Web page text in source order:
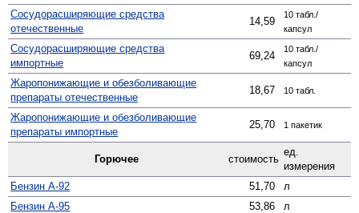
Сосудо­расширяющие средства
отечественные
14,59
10 табл./
капсул
Сосуд­орасширяющие средства
импортные
69,24
10 табл./
капсул
Жаро­понижающие и обезболивающие
препараты отечественные
18,67 10 табл.
Жаро­понижающие и обезболивающие
препараты импортные
25,70 1 пакетик
Горючее стоимость
ед.
измерения
Бензин А-92
51,70
л
Бензин А-95
53,86
л